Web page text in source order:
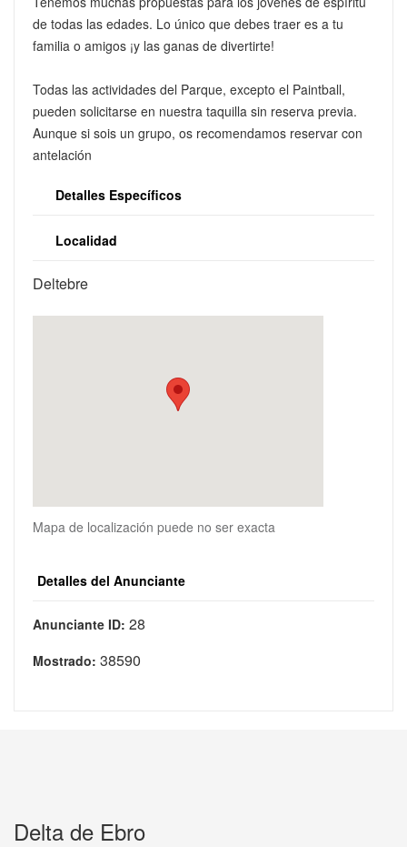
de todas las edades. Lo único que debes traer es a tu
familia o amigos ¡y las ganas de divertirte!
Todas las actividades del Parque, excepto el Paintball,
pueden solicitarse en nuestra taquilla sin reserva previa.
Aunque si sois un grupo, os recomendamos reservar con
antelación
Detalles Específicos
Localidad
Deltebre
Mapa de localización puede no ser exacta
Detalles del Anunciante
Anunciante ID: 28
Mostrado: 38590
Delta de Ebro